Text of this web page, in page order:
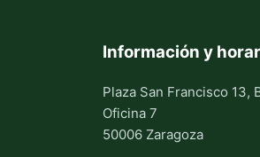
Información y
Plaza San Francisco 13,
Oficina 7
50006 Zaragoza